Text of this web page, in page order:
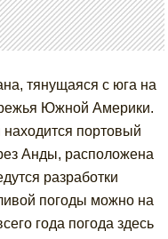
тянущаяся с юга на
Южной Америки.
портовый
Анды, расположена
разработки
погоды можно на
года погода здесь